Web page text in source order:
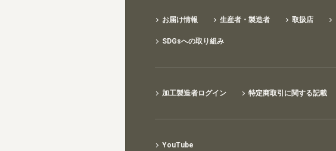
お届け情報 生産者・製造者 取扱店
SDGsへの取り組み
加工製造者ログイン 特定商取引に関する記載
YouTube